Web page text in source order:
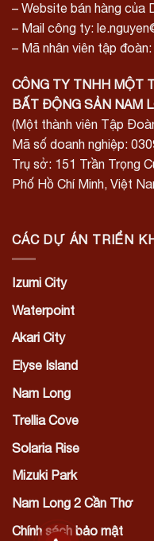
– Website bán hàng của
– Mail công ty:
– Mã nhân viên tập
CÔNG TY TNHH MỘT
BẤT ĐỘNG SẢN NAM
(Một thành viên Tập
Mã số doanh nghiệp:
Trụ sở: 151 Trần Trọng
Phố Hồ Chí Minh, Việt
CÁC DỰ ÁN TRIỂN
Izumi City
Waterpoint
Akari City
Elyse Island
Nam Long
Trellia Cove
Solaria Rise
Mizuki Park
Nam Long 2 Cần Thơ
Chính sách bảo mật